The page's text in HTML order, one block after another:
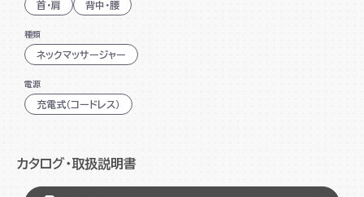
の使いやすいマッサージャーで日頃の疲れを癒しましょう。
シリーズ最軽量を実現
コリを深くほぐす充実のもみ心地
「もみ上げ」・「もみ下げ」マッサージ
首・肩 背中・腰
種類
ネックマッサージャー
電源
充電式（コードレス）
カタログ・取扱説明書